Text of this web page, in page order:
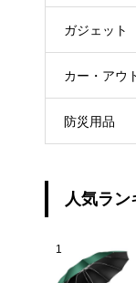
ガジェット
カー・アウ
防災用品
人気ラン
1